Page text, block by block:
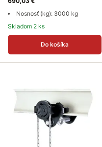
Nosnosť (kg): 3000 kg
Skladom 2 ks
Do košíka